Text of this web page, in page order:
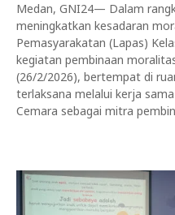
Medan, GNI24— Dalam
meningkatkan kesadaran
Pemasyarakatan (Lapas)
kegiatan pembinaan
(26/2/2026), bertempat di
terlaksana melalui kerja
Cemara sebagai mitra